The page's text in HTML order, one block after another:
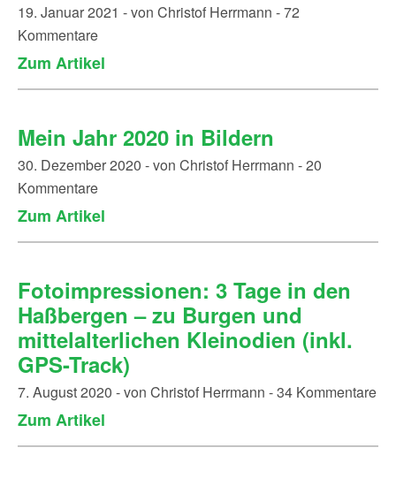
19. Januar 2021 - von Christof Herrmann - 72
Kommentare
Zum Artikel
Mein Jahr 2020 in Bildern
30. Dezember 2020 - von Christof Herrmann - 20
Kommentare
Zum Artikel
Fotoimpressionen: 3 Tage in den
Haßbergen – zu Burgen und
mittelalterlichen Kleinodien (inkl.
GPS-Track)
7. August 2020 - von Christof Herrmann - 34 Kommentare
Zum Artikel